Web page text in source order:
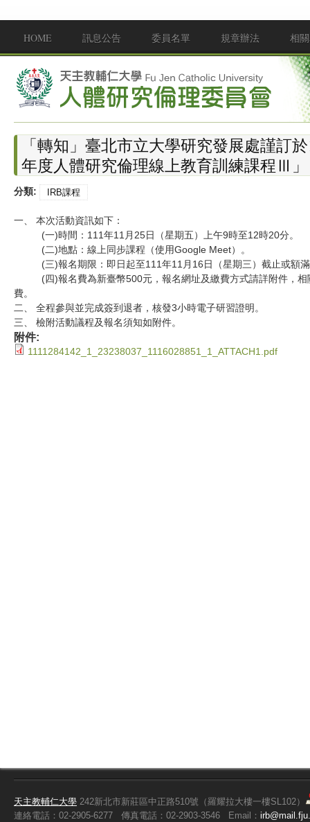
Main menu
HOME 訊息公告 委員名單 規章辦法 相
「轉知」臺北市立大學研究發展處謹訂
年度人體研究倫理線上教育訓練課程Ⅲ」
分類: IRB課程
一、 本次活動資訊如下：
(一)時間：111年11月25日（星期五）上午9時至12時20分。
(二)地點：線上同步課程（使用Google Meet）。
(三)報名期限：即日起至111年11月16日（星期三）截止或額
(四)報名費為新臺幣500元，報名網址及繳費方式請詳附件，相
費。
二、 全程參與並完成簽到退者，核發3小時電子研習證明。
三、 檢附活動議程及報名須知如附件。
附件:
1111284142_1_23238037_1116028851_1_ATTACH1.pdf
天主教輔仁大學 242新北市新莊區中正路510號（羅耀拉大樓一樓SL102）
連絡電話：02-2905-6277
傳真電話：02-2903-3546 Email：